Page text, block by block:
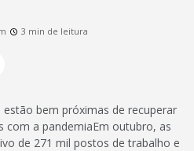
3 min de leitura
bem próximas de recuperar
a pandemiaEm outubro, as
de 271 mil postos de trabalho e